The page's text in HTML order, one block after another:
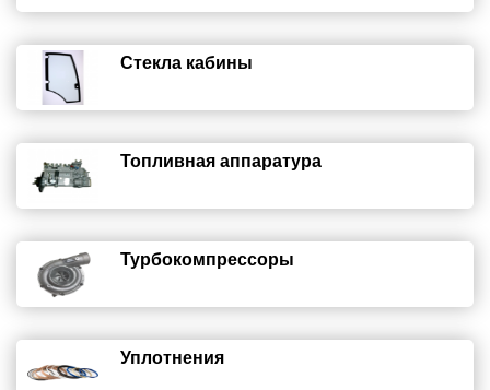
Стекла кабины
Топливная аппаратура
Турбокомпрессоры
Уплотнения